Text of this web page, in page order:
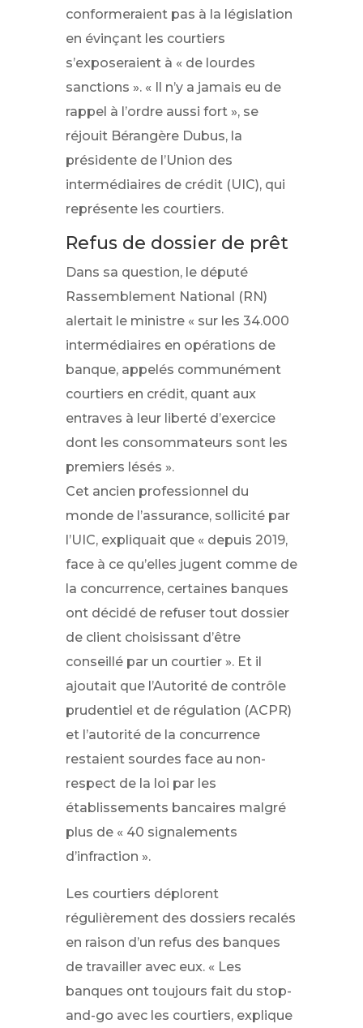
conformeraient pas à la législation
en évinçant les courtiers
s’exposeraient à « de lourdes
sanctions ». « Il n’y a jamais eu de
rappel à l’ordre aussi fort », se
réjouit Bérangère Dubus, la
présidente de l’Union des
intermédiaires de crédit (UIC), qui
représente les courtiers.
Refus de dossier de prêt
Dans sa question, le député
Rassemblement National (RN)
alertait le ministre « sur les 34.000
intermédiaires en opérations de
banque, appelés communément
courtiers en crédit, quant aux
entraves à leur liberté d’exercice
dont les consommateurs sont les
premiers lésés ».
Cet ancien professionnel du
monde de l’assurance, sollicité par
l’UIC, expliquait que « depuis 2019,
face à ce qu’elles jugent comme de
la concurrence, certaines banques
ont décidé de refuser tout dossier
de client choisissant d’être
conseillé par un courtier ». Et il
ajoutait que ​l’Autorité de contrôle
prudentiel et de régulation (ACPR)
et l’autorité de la concurrence
restaient sourdes face au non-
respect de la loi par les
établissements bancaires malgré
plus de « 40 signalements
d’infraction ».
Les courtiers déplorent
régulièrement des dossiers recalés
en raison d’un refus des banques
de travailler avec eux. « Les
banques ont toujours fait du stop-
and-go avec les courtiers, explique